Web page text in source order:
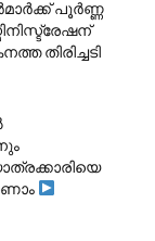
പൂർണ്ണ
തിരിച്ചടി